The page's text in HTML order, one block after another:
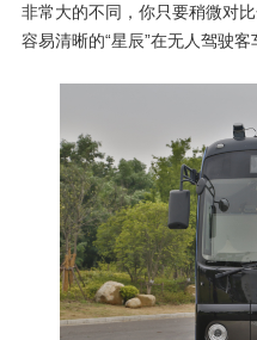
非常大的不同，你只要稍微对
容易清晰的“星辰”在无人驾驶客